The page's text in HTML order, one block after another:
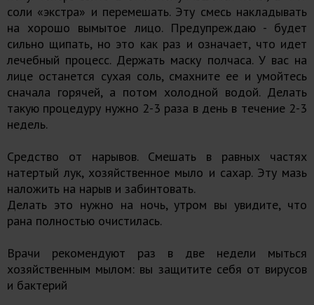
соли «экстра» и перемешать. Эту смесь накладывать
на хорошо вымытое лицо. Предупреждаю - будет
сильно щипать, но это как раз и означает, что идет
лечебный процесс. Держать маску полчаса. У вас на
лице останется сухая соль, смахните ее и умойтесь
сначала горячей, а потом холодной водой. Делать
такую процедуру нужно 2-3 раза в день в течение 2-3
недель.
Средство от нарывов. Смешать в равных частях
натертый лук, хозяйственное мыло и сахар. Эту мазь
наложить на нарыв и забинтовать.
Делать это нужно на ночь, утром вы увидите, что
рана полностью очистилась.
Врачи рекомендуют раз в две недели мыться
хозяйственным мылом: вы защитите себя от вирусов
и бактерий